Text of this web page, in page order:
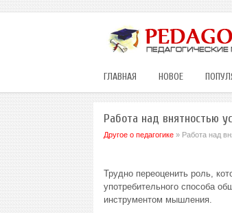
ГЛАВНАЯ НОВОЕ
Работа над внятностью
Другое о педагогике» Работа над
Трудно переоценить роль,
употребительного способа
инструментом мышления.